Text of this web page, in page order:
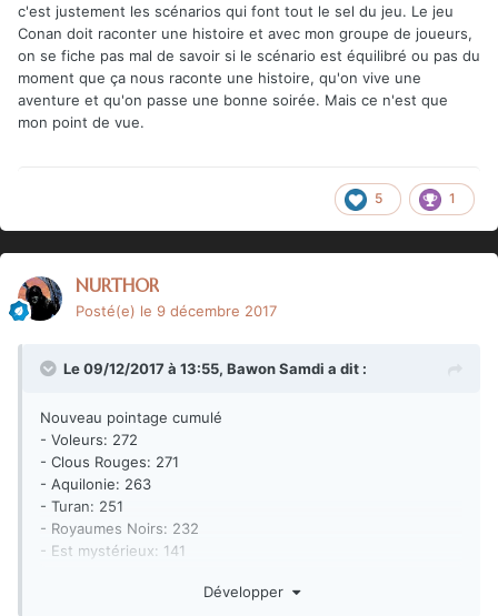
c'est justement les scénarios qui font tout le sel du jeu. Le jeu
Conan doit raconter une histoire et avec mon groupe de joueurs,
on se fiche pas mal de savoir si le scénario est équilibré ou pas du
moment que ça nous raconte une histoire, qu'on vive une
aventure et qu'on passe une bonne soirée. Mais ce n'est que
mon point de vue.
5 1
NURTHOR
Posté(e) le 9 décembre 2017
Le 09/12/2017 à 13:55, Bawon Samdi a dit :
Nouveau pointage cumulé
- Voleurs: 272
- Clous Rouges: 271
- Aquilonie: 263
- Turan: 251
- Royaumes Noirs: 232
- Est mystérieux: 141
Développer